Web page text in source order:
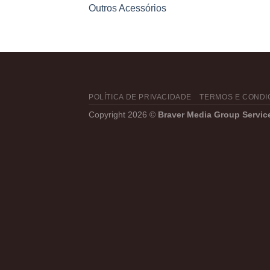
Outros Acessórios
POLÍTICA DE PRIVACIDADE TERMOS E
Copyright 2026 © Braver Media Group